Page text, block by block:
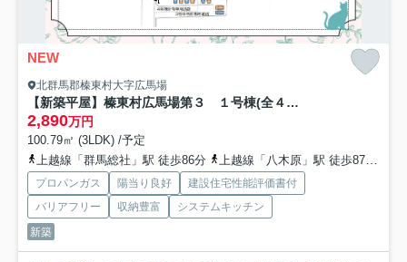
NEW
北群馬郡榛東村大字広馬場
【新築平屋】榛東村広馬場第３ １号棟(全４棟) クリエートの家 新築建売分譲
2,890万円
100.79㎡ (3LDK) /予定
上越線「群馬総社」駅 徒歩86分
上越線「八木原」駅 徒歩87分
プロパンガス 陽当り良好
建設住宅性能評価書付
バリアフリー
収納豊富
システムキッチン
新築